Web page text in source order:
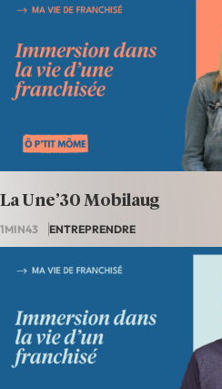
La Une’30 Mobilaug
1MIN43 ENTREPRENDRE